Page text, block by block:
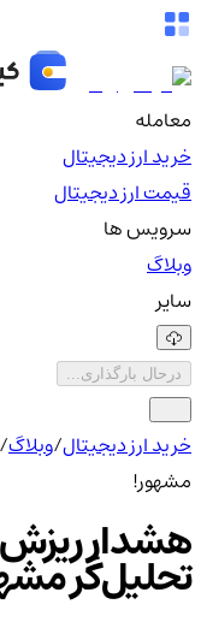
معامله
خرید ارز دیجیتال
قیمت ارز دیجیتال
سرویس ها
وبلاگ
سایر
درحال بارگذاری...
خرید ارز دیجیتال/وبلاگ/
مشهور!
هشدار
تحلیل‌گر